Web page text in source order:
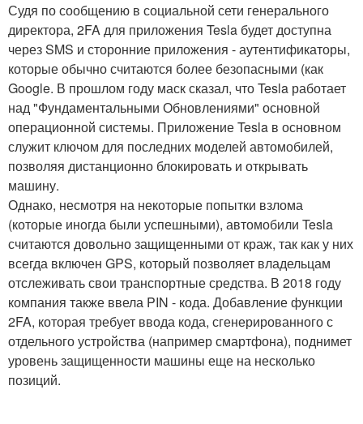
Судя по сообщению в социальной сети генерального
директора, 2FA для приложения Tesla будет доступна
через SMS и сторонние приложения - аутентификаторы,
которые обычно считаются более безопасными (как
Google. В прошлом году маск сказал, что Tesla работает
над "Фундаментальными Обновлениями" основной
операционной системы. Приложение Tesla в основном
служит ключом для последних моделей автомобилей,
позволяя дистанционно блокировать и открывать
машину.
Однако, несмотря на некоторые попытки взлома
(которые иногда были успешными), автомобили Tesla
считаются довольно защищенными от краж, так как у них
всегда включен GPS, который позволяет владельцам
отслеживать свои транспортные средства. В 2018 году
компания также ввела PIN - кода. Добавление функции
2FA, которая требует ввода кода, сгенерированного с
отдельного устройства (например смартфона), поднимет
уровень защищенности машины еще на несколько
позиций.